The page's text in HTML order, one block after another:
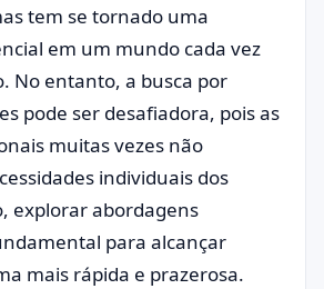
tem se tornado uma
em um mundo cada vez
No entanto, a busca por
pode ser desafiadora, pois as
muitas vezes não
individuais dos
explorar abordagens
para alcançar
mais rápida e prazerosa.